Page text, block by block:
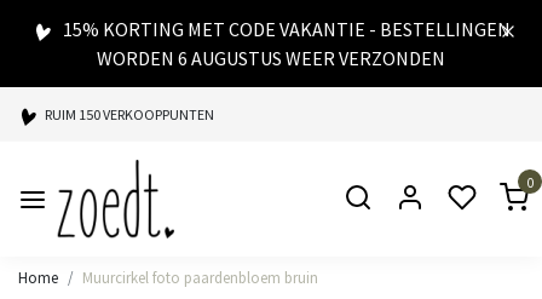
15% KORTING MET CODE VAKANTIE - BESTELLINGEN
WORDEN 6 AUGUSTUS WEER VERZONDEN
RUIM 150 VERKOOPPUNTEN
SPAARPUNTEN BIJ ELKE AANKOOP
SNELLE LEVERING
0
Home Muurcirkel foto paardenbloem bruin